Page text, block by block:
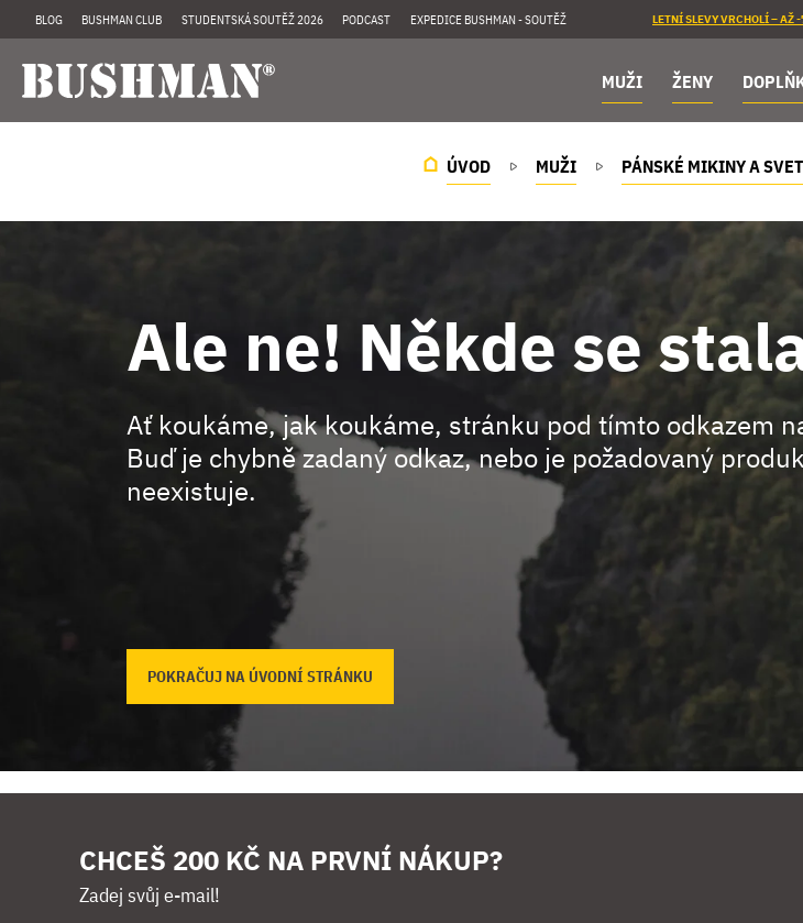
BLOG BUSHMAN CLUB STUDENTSKÁ SOUTĚŽ 2026 PODCAST EXPEDICE BUSHMAN - SOUTĚŽ LETNÍ SLEVY VRCHOLÍ – AŽ
MUŽI ŽENY
ÚVOD MUŽI PÁNSKÉ MIKINY A
Ale ne! Někde se
Ať koukáme, jak koukáme, stránku pod tímto odkazem
Buď je chybně zadaný odkaz, nebo je požadovaný
neexistuje.
POKRAČUJ NA ÚVODNÍ STRÁNKU
CHCEŠ 200 KČ NA PRVNÍ NÁKUP?
Zadej svůj e-mail!